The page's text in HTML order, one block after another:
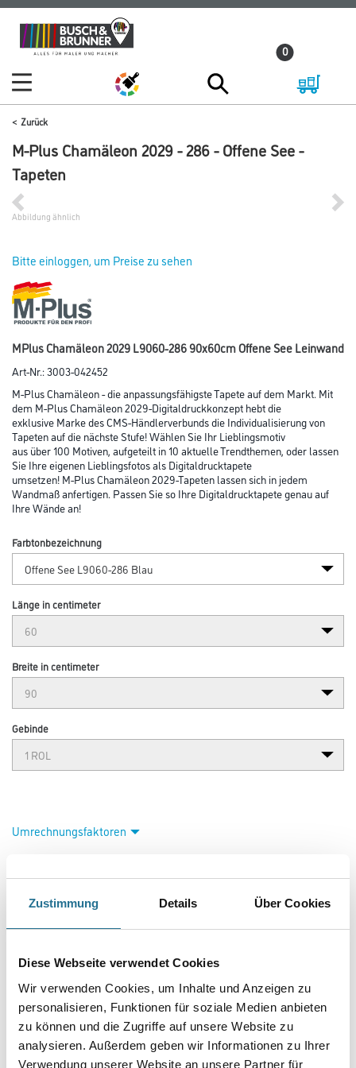
Zustimmung Details Über Cookies
Diese Webseite verwendet Cookies
Wir verwenden Cookies, um Inhalte und Anzeigen zu
personalisieren, Funktionen für soziale Medien anbieten
zu können und die Zugriffe auf unsere Website zu
analysieren. Außerdem geben wir Informationen zu Ihrer
Verwendung unserer Website an unsere Partner für
Zum
Inhalt
Zum
Navigationsmenü
0
Zurück
M-Plus Chamäleon 2029 - 286 - Offene See -
Tapeten
Abbildung ähnlich
Bitte einloggen, um Preise zu sehen
MPlus Chamäleon 2029 L9060-286 90x60cm Offene See Leinwand
Art-Nr.:3003-042452
M-Plus Chamäleon - die anpassungsfähigste Tapete auf dem Markt. Mit
dem M-Plus Chamäleon 2029-Digitaldruckkonzept hebt die
exklusive Marke des CMS-Händlerverbunds die Individualisierung von
Tapeten auf die nächste Stufe! Wählen Sie Ihr Lieblingsmotiv
aus über 100 Motiven, aufgeteilt in 10 aktuelle Trendthemen, oder lassen
Sie Ihre eigenen Lieblingsfotos als Digitaldrucktapete
umsetzen! M-Plus Chamäleon 2029-Tapeten lassen sich in jedem
Wandmaß anfertigen. Passen Sie so Ihre Digitaldrucktapete genau auf
Ihre Wände an!
Farbtonbezeichnung
Länge in centimeter
Breite in centimeter
Gebinde
Umrechnungsfaktoren
PRODUKTEIGENSCHAFTEN
Produkteigenschaft